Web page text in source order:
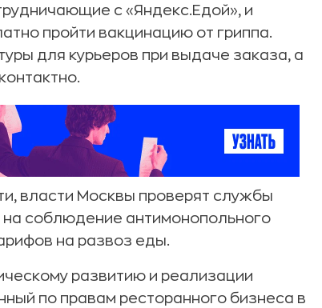
с «Яндекс.Едой», и
пройти вакцинацию от гриппа.
для курьеров при выдаче заказа, а
власти Москвы проверят службы
на соблюдение антимонопольного
на развоз еды.
развитию и реализации
по правам ресторанного бизнеса в